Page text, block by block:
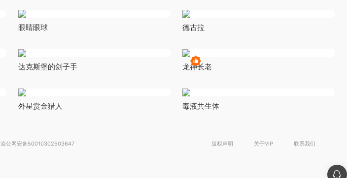
眼睛眼球 德古拉
达克斯堡的刽子手 龙神长老
外星赏金猎人 毒液共生体
渝公网安备50010302503647 版权声明 关于VIP 联系我们